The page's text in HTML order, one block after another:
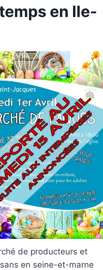
en Ile-
de producteurs et
en seine-et-marne